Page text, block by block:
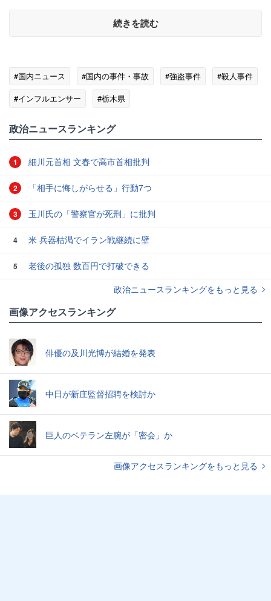
続きを読む
#国内ニュース #国内の事件・事故 #強盗事件
#殺人事件
#インフルエンサー
#栃木県
政治ニュースランキング
1 細川元首相 文春で高市首相批判
2 「相手に悔しがらせる」行動7つ
3 玉川氏の「警察官が死刑」に批判
4 米 兵器枯渇でイラン戦継続に壁
5
老後の孤独 数百円で打破できる
政治ニュースランキングをもっと見る
画像アクセスランキング
俳優の及川光博が結婚を発表
中日が新庄監督招聘を検討か
巨人のベテラン左腕が「密会」か
画像アクセスランキングをもっと見る